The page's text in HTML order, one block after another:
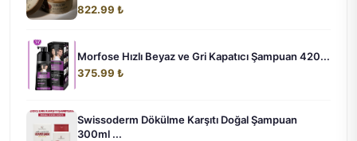
822.99 ₺
Morfose Hızlı Beyaz ve Gri Kapatıcı Şampuan 420...
375.99 ₺
Swissoderm Dökülme Karşıtı Doğal Şampuan
300ml ...